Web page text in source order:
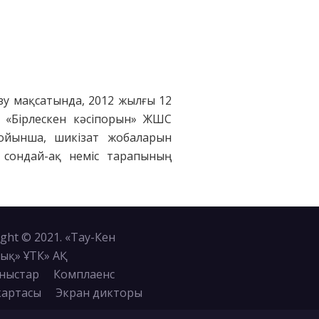
мақсатында, 2012 жылғы 12
кәсіпорын» ЖШС
шикізат жобаларын
ақ неміс тарапының
© 2021. «Тау-Кен
ҰТК» АҚ
Комплаенс
Экран дикторы